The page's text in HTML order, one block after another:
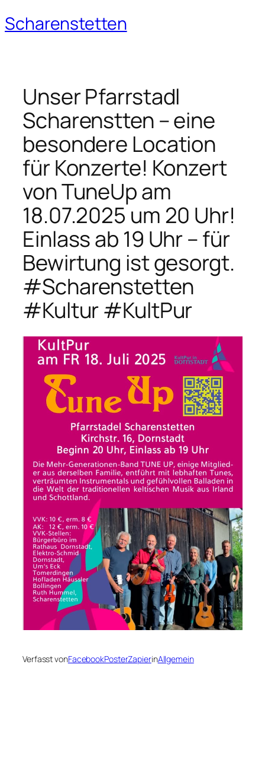
Zum
Inhalt
Scharenstetten
Unser Pfarrstadl
Scharenstten – eine
besondere Location
für Konzerte! Konzert
von TuneUp am
18.07.2025 um 20 Uhr!
Einlass ab 19 Uhr – für
Bewirtung ist gesorgt.
#Scharenstetten
#Kultur #KultPur
Verfasst vonFacebookPosterZapierinAllgemein